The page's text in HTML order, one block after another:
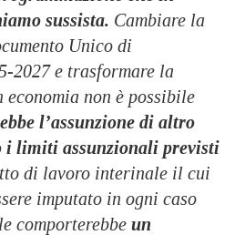
sussista. Cambiare la
Unico di
2027 e trasformare la
non è possibile
l’assunzione di altro
i limiti assunzionali previsti
di lavoro interinale il cui
imputato in ogni caso
comporterebbe un